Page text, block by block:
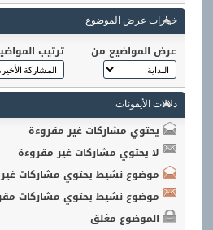
خيارات عرض الموضوع
عرض المواضيع من ... ترتيب
دلالات الأيقونات
يحتوي مشاركات غير مقروءة
لا يحتوي مشاركات غير مقروءة
موضوع نشيط يحتوي مشاركات
موضوع نشيط يحتوي مشاركات
الموضوع مغلق